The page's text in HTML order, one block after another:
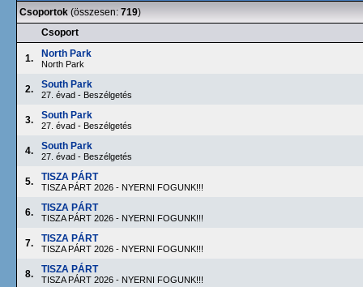
Csoportok (összesen: 719)
Csoport
1. North Park
North Park
2. South Park
27. évad - Beszélgetés
3. South Park
27. évad - Beszélgetés
4. South Park
27. évad - Beszélgetés
5. TISZA PÁRT
TISZA PÁRT 2026 - NYERNI FOGUNK!!!
6. TISZA PÁRT
TISZA PÁRT 2026 - NYERNI FOGUNK!!!
7. TISZA PÁRT
TISZA PÁRT 2026 - NYERNI FOGUNK!!!
8. TISZA PÁRT
TISZA PÁRT 2026 - NYERNI FOGUNK!!!